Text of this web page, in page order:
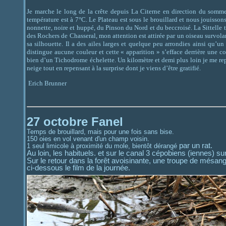
Je marche le long de la crête depuis La Citerne en direction du
température est à 7°C. Le Plateau est sous le brouillard et nous
nonnette, noire et huppé, du Pinson du Nord et du beccroisé. La Sittelle
des Rochers de Chasseral, mon attention est attirée par un oiseau
sa silhouette. Il a des ailes larges et quelque peu arrondies ainsi
distingue aucune couleur et cette « apparition » s’efface derrière une
bien d’un Tichodrome échelette. Un kilomètre et demi plus loin je me
neige tout en repensant à la surprise dont je viens d’être gratifié.
Erich Brunner
27 octobre Fanel
Temps de brouillard, mais pour une fois sans bise.
150 oies en vol venant d'un champ voisin.
1 seul limicole à proximité du mole, bientôt dérangé par un rat.
Au loin, les habituels. et sur le canal 3 cépobiens (iennes)
Sur le retour dans la forêt avoisinante, une troupe de
ci-dessous le film de la journée.